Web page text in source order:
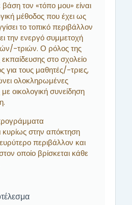
τον «τόπο μου» είναι
μέθοδος που έχει ως
το τοπικό περιβάλλον
την ενεργό συμμετοχή
τριών. Ο ρόλος της
στο σχολείο
για τους μαθητές/-τριες,
ολοκληρωμένες
οικολογική συνείδηση
κυρίως στην απόκτηση
περιβάλλον και
οποίο βρίσκεται κάθε